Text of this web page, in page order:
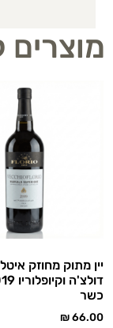
מוצרים
יין מתוק מחוזק
כשר
₪66.00